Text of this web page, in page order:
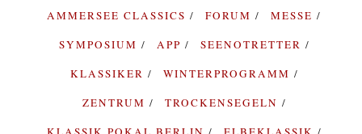
AMMERSEE CLASSICS
FORUM
MESSE
SYMPOSIUM
APP
SEENOTRETTER
KLASSIKER
WINTERPROGRAMM
ZENTRUM
TROCKENSEGELN